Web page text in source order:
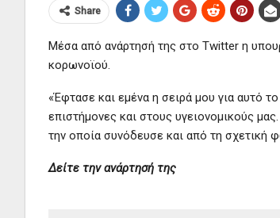
Share
Μέσα από ανάρτησή της στο Twitter η
κορωνοϊού.
«Έφτασε και εμένα η σειρά μου για αυτό
επιστήμονες και στους υγειονομικούς
την οποία συνόδευσε και από τη σχετική
Δείτε την ανάρτησή της